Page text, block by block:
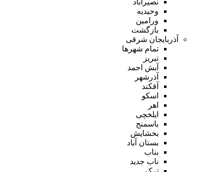
وحیدیه
ورامین
بازگشت
آذربایجان شرقی
تمام شهر‌ها
تبریز
آبش احمد
آذرشهر
آقکند
اسکو
اهر
ایلخچی
باسمنج
بخشایش
بستان آباد
بناب
ناب جدید